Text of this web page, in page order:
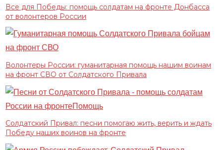
Все для Победы: помощь солдатам на фронте Донбасса
от волонтеров России
Волонтеры России: гуманитарная помощь нашим воинам
на фронт СВО от Солдатского Привала
Солдатский Привал: песни помогаю жить, верить и ждать
Победу наших воинов на фронте